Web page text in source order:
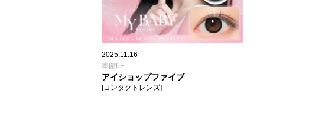
2025.11.16
本館6F
アイショップファイブ
[コンタクトレンズ]